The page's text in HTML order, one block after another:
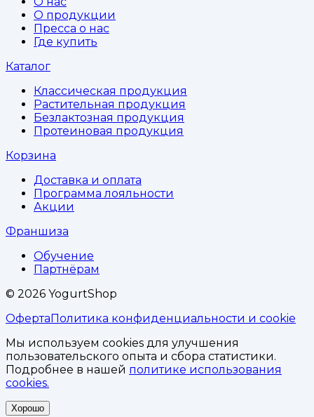
О продукции
Пресса о нас
Где купить
Каталог
Классическая продукция
Растительная продукция
Безлактозная продукция
Протеиновая продукция
Корзина
Доставка и оплата
Программа лояльности
Акции
Франшиза
Обучение
Партнёрам
© 2026 YogurtShop
ОфертаПолитика конфиденциальности и cookie
Мы используем cookies для улучшения
пользовательского опыта и сбора статистики.
Подробнее в нашей политике использования
cookies.
Хорошо